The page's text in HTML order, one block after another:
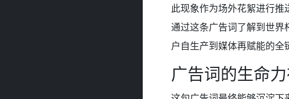
此现象作为场外花絮进行
通过这条广告词了解到世界
户自生产到媒体再赋能的全
广告词的生命